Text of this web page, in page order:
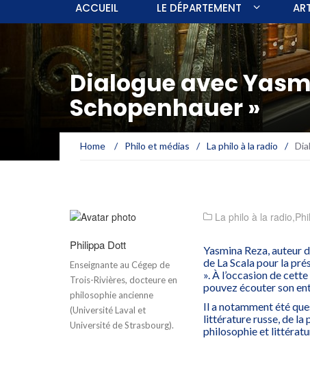
ACCUEIL LE DÉPARTEMENT
Dialogue avec
Schopenhauer »
Home / Philo et médias / La philo à la radio /
Philippa Dott
Enseignante au Cégep de
Trois-Rivières, docteure en
philosophie ancienne
(Université Laval et
Université de Strasbourg).
La philo à la radio,
Yasmina Reza, auteur
de La Scala pour la
». À l’occasion de
pouvez écouter son
Il a notamment été
littérature russe, de la
philosophie et